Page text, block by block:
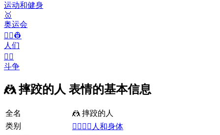
运动和健身
🥇
奥运会
👨‍✈️👷
人们
🤼‍♂️
斗争
🤼 摔跤的人 表情的基本信息
全名
🤼 摔跤的人
类别
👩‍❤️‍💋‍👨人和身体